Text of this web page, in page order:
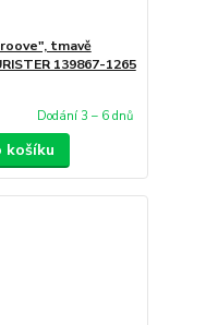
tmavě
139867-1265
Dodání 3 – 6 dnů
košíku